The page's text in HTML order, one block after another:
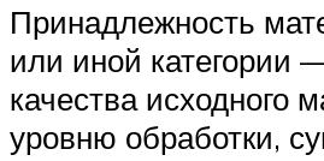
Принадлежность
или иной категории
качества исходного
уровню обработки,